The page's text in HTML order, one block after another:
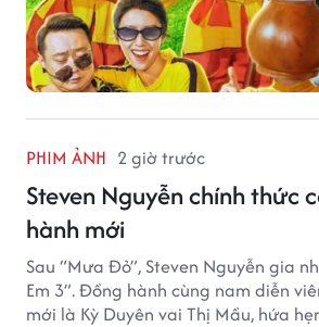
PHIM ẢNH 2 giờ trước
Steven Nguyễn chính thức
hành mới
Sau “Mưa Đỏ”, Steven Nguyễn gia
Em 3”. Đồng hành cùng nam diễn
mới là Kỳ Duyên vai Thị Mầu, hứa